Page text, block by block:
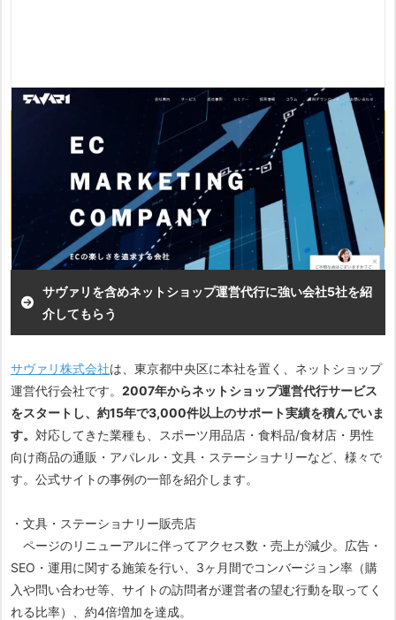
サヴァリ株式会社のおすすめポイント
・3000件以上のサポート実績あり
・対応可能モール・ショップの幅が広い
・サイト制作から、マーケティング業務まで一括で請負可能
サヴァリを含めネットショップ運営代行に強い会社5社を紹
介してもらう
サヴァリ株式会社は、東京都中央区に本社を置く、ネットショップ
運営代行会社です。 2007年からネットショップ運営代行サービス
をスタートし、約15年で3,000件以上のサポート実績を積んでいま
す。 対応してきた業種も、スポーツ用品店・食料品/食材店・男性
向け商品の通販・アパレル・文具・ステーショナリーなど、様々で
す。公式サイトの事例の一部を紹介します。
・文具・ステーショナリー販売店
ページのリニューアルに伴ってアクセス数・売上が減少。広告・
SEO・運用に関する施策を行い、3ヶ月間でコンバージョン率（購
入や問い合わせ等、サイトの訪問者が運営者の望む行動を取ってく
れる比率）、約4倍増加を達成。